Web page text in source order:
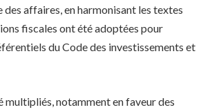
affaires, en harmonisant les textes
fiscales ont été adoptées pour
du Code des investissements et
multipliés, notamment en faveur des